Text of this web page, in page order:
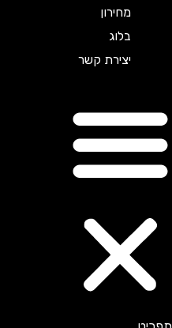
מחירון
יצירת קשר